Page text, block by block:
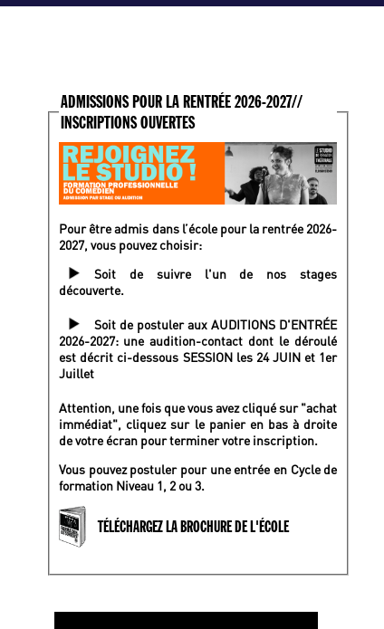
ADMISSIONS POUR LA RENTRÉE 2026-2027//
INSCRIPTIONS OUVERTES
Pour être admis dans l’école pour la rentrée 2026-
2027, vous pouvez choisir:
Soit de suivre l'un de nos stages
découverte.
Soit de postuler aux AUDITIONS D'ENTRÉE
2026-2027: une audition-contact dont le déroulé
est décrit ci-dessous SESSION les 24 JUIN et 1er
Juillet
Attention, une fois que vous avez cliqué sur "achat
immédiat", cliquez sur le panier en bas à droite
de votre écran pour terminer votre inscription.
Vous pouvez postuler pour une entrée en Cycle de
formation Niveau 1, 2 ou 3.
TÉLÉCHARGEZ LA BROCHURE DE L'ÉCOLE